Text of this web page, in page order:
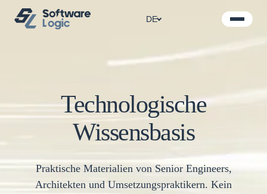
DE
Technologische
Wissensbasis
Praktische Materialien von Senior Engineers,
Architekten und Umsetzungspraktikern. Kein